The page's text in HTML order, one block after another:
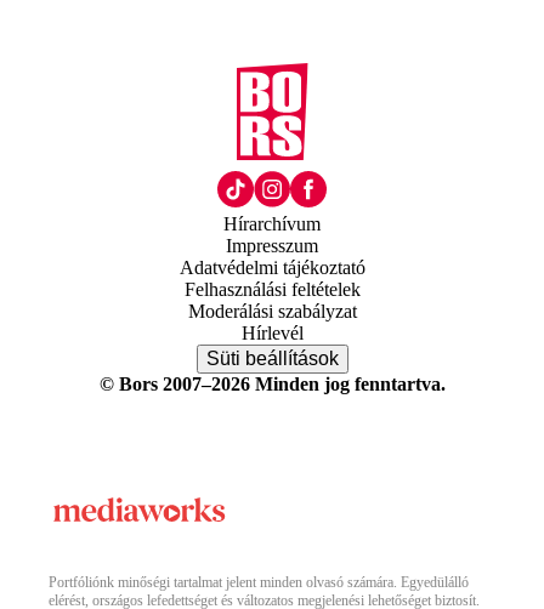
Hírarchívum
Impresszum
Adatvédelmi tájékoztató
Felhasználási feltételek
Moderálási szabályzat
Hírlevél
Süti beállítások
© Bors 2007–2026 Minden jog fenntartva.
Portfóliónk minőségi tartalmat jelent minden olvasó számára. Egyedülálló
elérést, országos lefedettséget és változatos megjelenési lehetőséget biztosít.